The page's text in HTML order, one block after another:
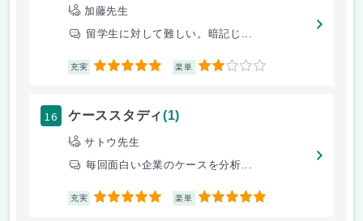
加藤先生
留学生に対して難しい。暗記じ...
充実 5 楽単 2
16 ケーススタディ(1)
サトウ先生
毎回面白い企業のケースを分析...
充実 5 楽単 5